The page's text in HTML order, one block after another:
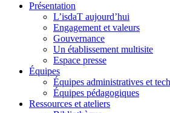
Présentation
L’isdaT aujourd’hui
Engagement et valeurs
Gouvernance
Un établissement multisite
Espace presse
Équipes
Équipes administratives et
Équipes pédagogiques
Ressources et ateliers